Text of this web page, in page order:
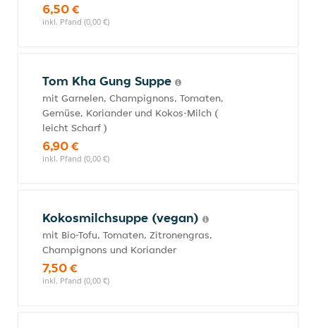
6,50 €
inkl. Pfand (0,00 €)
Tom Kha Gung Suppe
mit Garnelen, Champignons, Tomaten,
Gemüse, Koriander und Kokos-Milch (
leicht Scharf )
6,90 €
inkl. Pfand (0,00 €)
Kokosmilchsuppe (vegan)
mit Bio-Tofu, Tomaten, Zitronengras,
Champignons und Koriander
7,50 €
inkl. Pfand (0,00 €)